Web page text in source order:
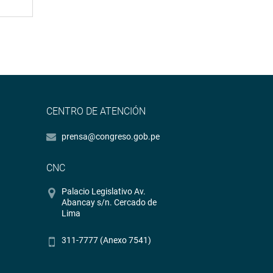
CENTRO DE ATENCIÓN
prensa@congreso.gob.pe
CNC
Palacio Legislativo Av.
Abancay s/n. Cercado de
Lima
311-7777 (Anexo 7541)